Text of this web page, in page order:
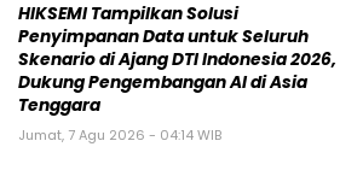
HIKSEMI Tampilkan Solusi
Penyimpanan Data untuk Seluruh
Skenario di Ajang DTI Indonesia 2026,
Dukung Pengembangan AI di Asia
Tenggara
Jumat, 7 Agu 2026 - 04:14 WIB